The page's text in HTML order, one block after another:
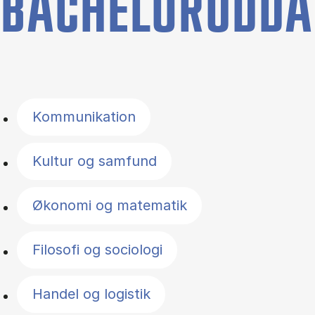
Kommunikation
Kultur og samfund
Økonomi og matematik
Filosofi og sociologi
Handel og logistik